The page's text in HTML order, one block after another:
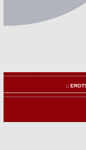
::